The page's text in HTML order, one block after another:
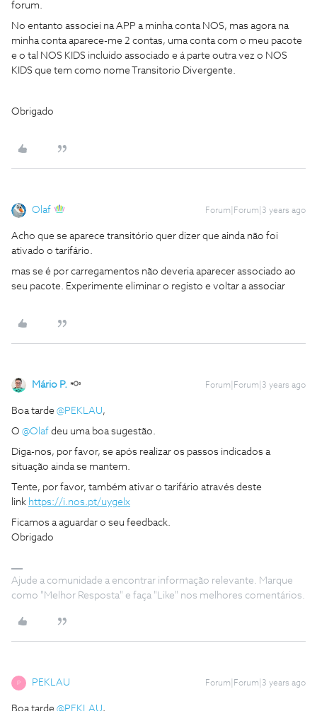
forum.
No entanto associei na APP a minha conta NOS, mas agora na
minha conta aparece-me 2 contas, uma conta com o meu pacote
e o tal NOS KIDS incluido associado e á parte outra vez o NOS
KIDS que tem como nome Transitorio Divergente.
Obrigado
Olaf Forum|Forum|3 years ago
Acho que se aparece transitório quer dizer que ainda não foi
ativado o tarifário.
mas se é por carregamentos não deveria aparecer associado ao
seu pacote. Experimente eliminar o registo e voltar a associar
Mário P. Forum|Forum|3 years ago
Boa tarde @PEKLAU,
O @Olaf deu uma boa sugestão.
Diga-nos, por favor, se após realizar os passos indicados a
situação ainda se mantem.
Tente, por favor, também ativar o tarifário através deste
link https://i.nos.pt/uygelx
Ficamos a aguardar o seu feedback.
Obrigado
Ajude a comunidade a encontrar informação relevante. Marque
como "Melhor Resposta" e faça "Like" nos melhores comentários.
P PEKLAU Forum|Forum|3 years ago
Boa tarde @PEKLAU,